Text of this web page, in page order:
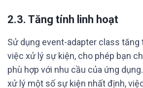
2.3. Tăng tính linh hoạt
Sử dụng event-adapter class tăng
việc xử lý sự kiện, cho phép bạn
phù hợp với nhu cầu của ứng
xử lý một số sự kiện nhất định,